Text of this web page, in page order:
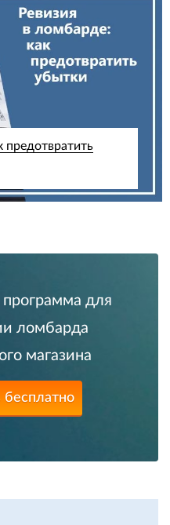
предотвратить
для
ломбарда
магазина
бесплатно